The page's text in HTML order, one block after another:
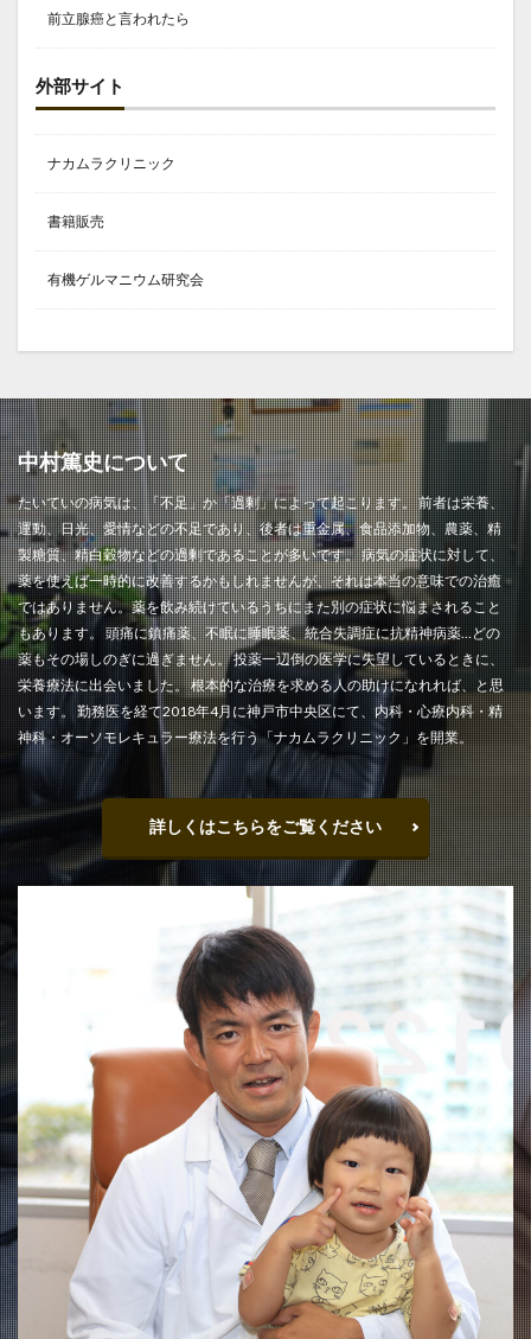
前立腺癌と言われたら
外部サイト
ナカムラクリニック
書籍販売
有機ゲルマニウム研究会
中村篤史について
たいていの病気は、「不足」か「過剰」によって起こります。 前者は栄養、
運動、日光、愛情などの不足であり、後者は重金属、食品添加物、農薬、精
製糖質、精白穀物などの過剰であることが多いです。 病気の症状に対して、
薬を使えば一時的に改善するかもしれませんが、それは本当の意味での治癒
ではありません。薬を飲み続けているうちにまた別の症状に悩まされること
もあります。 頭痛に鎮痛薬、不眠に睡眠薬、統合失調症に抗精神病薬…どの
薬もその場しのぎに過ぎません。 投薬一辺倒の医学に失望しているときに、
栄養療法に出会いました。 根本的な治療を求める人の助けになれれば、と思
います。 勤務医を経て2018年4月に神戸市中央区にて、内科・心療内科・精
神科・オーソモレキュラー療法を行う「ナカムラクリニック」を開業。
詳しくはこちらをご覧ください